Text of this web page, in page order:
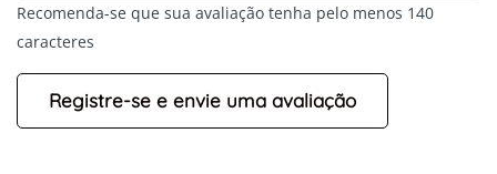
Recomenda-se que sua avaliação tenha pelo menos 140
caracteres